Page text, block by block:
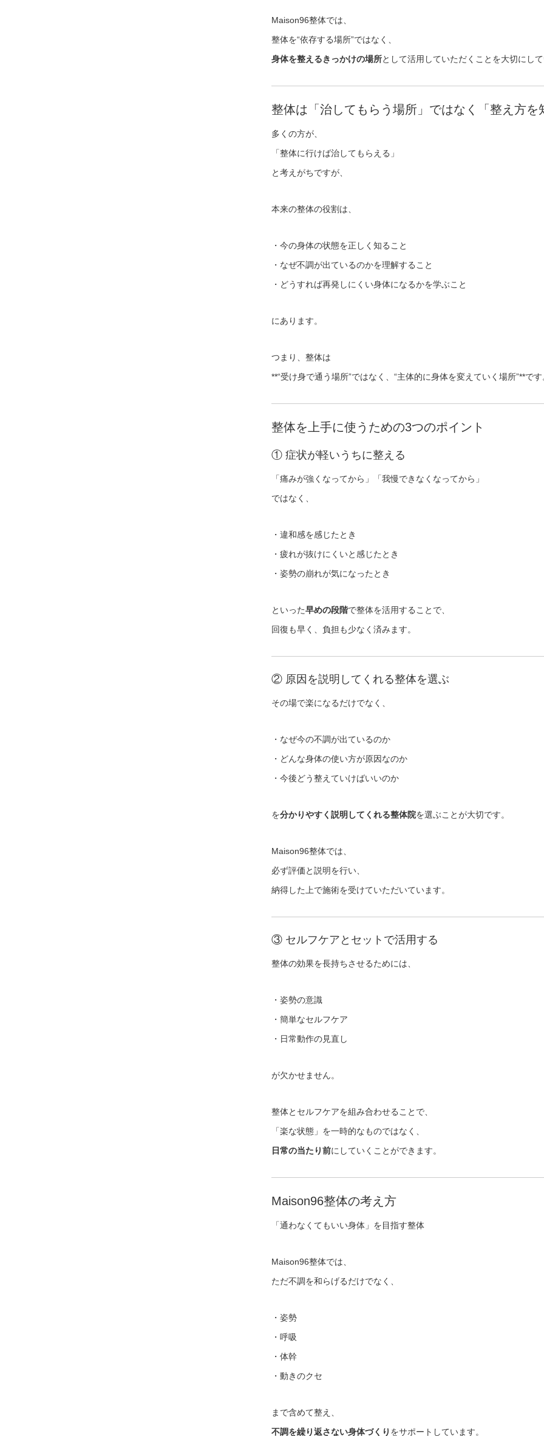
Maison96整体では、
整体を“依存する場所”ではなく、
身体を整えるきっかけの場所として活用していただくことを大切にして
整体は「治してもらう場所」ではなく「整え方を
多くの方が、
「整体に行けば治してもらえる」
と考えがちですが、
本来の整体の役割は、
・今の身体の状態を正しく知ること
・なぜ不調が出ているのかを理解すること
・どうすれば再発しにくい身体になるかを学ぶこと
にあります。
つまり、整体は
**“受け身で通う場所”ではなく、“主体的に身体を変えていく場所”**です
整体を上手に使うための3つのポイント
① 症状が軽いうちに整える
「痛みが強くなってから」「我慢できなくなってから」
ではなく、
・違和感を感じたとき
・疲れが抜けにくいと感じたとき
・姿勢の崩れが気になったとき
といった早めの段階で整体を活用することで、
回復も早く、負担も少なく済みます。
② 原因を説明してくれる整体を選ぶ
その場で楽になるだけでなく、
・なぜ今の不調が出ているのか
・どんな身体の使い方が原因なのか
・今後どう整えていけばいいのか
を分かりやすく説明してくれる整体院を選ぶことが大切です。
Maison96整体では、
必ず評価と説明を行い、
納得した上で施術を受けていただいています。
③ セルフケアとセットで活用する
整体の効果を長持ちさせるためには、
・姿勢の意識
・簡単なセルフケア
・日常動作の見直し
が欠かせません。
整体とセルフケアを組み合わせることで、
「楽な状態」を一時的なものではなく、
日常の当たり前にしていくことができます。
Maison96整体の考え方
「通わなくてもいい身体」を目指す整体
Maison96整体では、
ただ不調を和らげるだけでなく、
・姿勢
・呼吸
・体幹
・動きのクセ
まで含めて整え、
不調を繰り返さない身体づくり をサポートしています。